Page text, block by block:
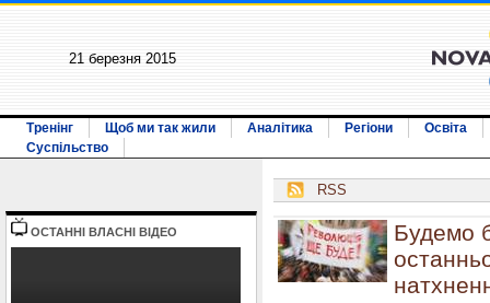
21 березня 2015
Тренінг Щоб ми так жили Аналітика Регіони
Освіта
Суспільство
ОСТАННI ВЛАСНI ВIДЕО
RSS
Будемо